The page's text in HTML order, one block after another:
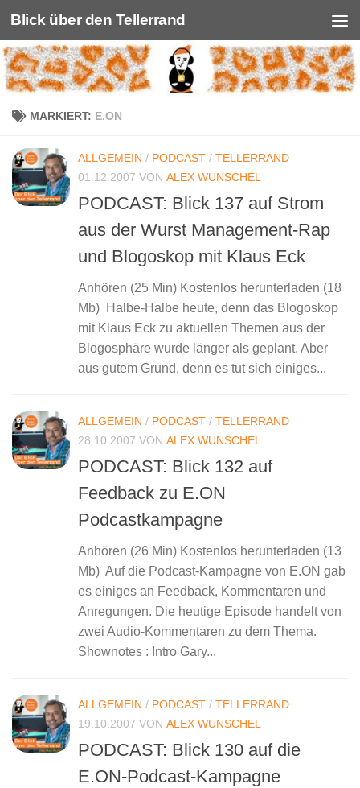
Unter dem Inhalt
Blick über den Tellerrand
MARKIERT: E.ON
ALLGEMEIN / PODCAST / TELLERRAND
01.12.2007 VON ALEX WUNSCHEL
PODCAST: Blick 137 auf Strom
aus der Wurst Management-Rap
und Blogoskop mit Klaus Eck
Anhören (25 Min) Kostenlos herunterladen (18
Mb) Halbe-Halbe heute, denn das Blogoskop
mit Klaus Eck zu aktuellen Themen aus der
Blogosphäre wurde länger als geplant. Aber
aus gutem Grund, denn es tut sich einiges...
ALLGEMEIN / PODCAST / TELLERRAND
28.10.2007 VON ALEX WUNSCHEL
PODCAST: Blick 132 auf
Feedback zu E.ON
Podcastkampagne
Anhören (26 Min) Kostenlos herunterladen (13
Mb) Auf die Podcast-Kampagne von E.ON gab
es einiges an Feedback, Kommentaren und
Anregungen. Die heutige Episode handelt von
zwei Audio-Kommentaren zu dem Thema.
Shownotes : Intro Gary...
ALLGEMEIN / PODCAST / TELLERRAND
19.10.2007 VON ALEX WUNSCHEL
PODCAST: Blick 130 auf die
E.ON-Podcast-Kampagne